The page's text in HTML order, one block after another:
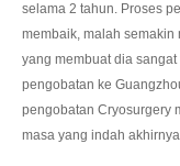
selama 2 tahun. Proses
membaik, malah
yang membuat dia
pengobatan ke
pengobatan Cryosurgery
masa yang indah